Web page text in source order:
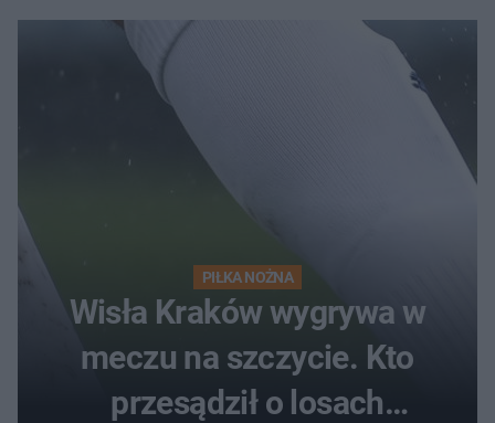
PIŁKA NOŻNA
Wisła Kraków wygrywa w
meczu na szczycie. Kto
przesądził o losach